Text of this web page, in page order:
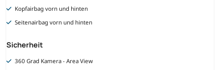
Kopfairbag vorn und hinten
Seitenairbag vorn und hinten
Sicherheit
360 Grad Kamera - Area View